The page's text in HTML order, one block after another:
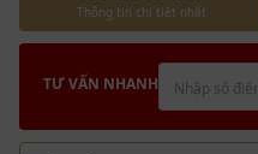
Thông tin chi tiết nhất
TƯ VẤN NHANH